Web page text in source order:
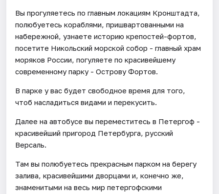
Вы прогуляетесь по главным локациям Кронштадта,
полюбуетесь кораблями, пришвартованными на
набережной, узнаете историю крепостей-фортов,
посетите Никольский морской собор - главный храм
моряков России, погуляете по красивейшему
современному парку - Острову Фортов.
В парке у вас будет свободное время для того,
чтоб насладиться видами и перекусить.
Далее на автобусе вы переместитесь в Петергоф -
красивейший пригород Петербурга, русский
Версаль.
Там вы полюбуетесь прекрасным парком на берегу
залива, красивейшими дворцами и, конечно же,
знаменитыми на весь мир петергофскими